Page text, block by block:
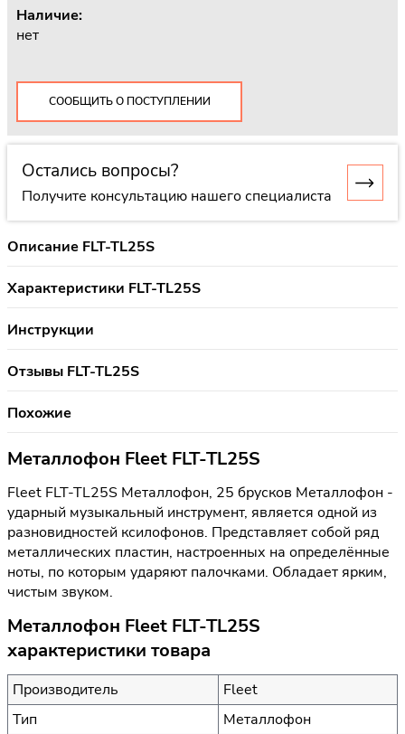
Наличие:
нет
СООБЩИТЬ О ПОСТУПЛЕНИИ
Остались вопросы?
Получите консультацию нашего специалиста
Описание FLT-TL25S
Характеристики FLT-TL25S
Инструкции
Отзывы FLT-TL25S
Похожие
Металлофон Fleet FLT-TL25S
Fleet FLT-TL25S Металлофон, 25 брусков Металлофон -
ударный музыкальный инструмент, является одной из
разновидностей ксилофонов. Представляет собой ряд
металлических пластин, настроенных на определённые
ноты, по которым ударяют палочками. Обладает ярким,
чистым звуком.
Металлофон Fleet FLT-TL25S
характеристики товара
Производитель
Fleet
Тип
Металлофон